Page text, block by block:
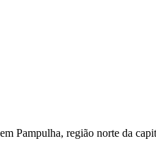
Pampulha, região norte da